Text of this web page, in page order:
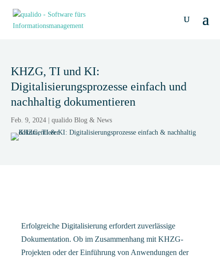
KHZG, TI und KI:
Digitalisierungsprozesse einfach und
nachhaltig dokumentieren
Feb. 9, 2024 |qualido Blog & News
Erfolgreiche Digitalisierung erfordert zuverlässige
Dokumentation. Ob im Zusammenhang mit KHZG-
Projekten oder der Einführung von Anwendungen der